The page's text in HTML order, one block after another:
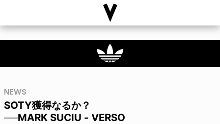
NEWS
SOTY獲得なるか？
──MARK SUCIU - VERSO